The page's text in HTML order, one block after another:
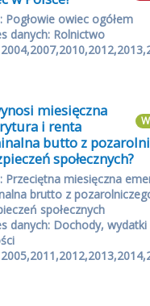
Pogłowie owiec ogółem
danych: Rolnictwo
miesięczna
i renta
butto z
społecznych?
Przeciętna miesięczna
brutto z
społecznych
danych: Dochody,